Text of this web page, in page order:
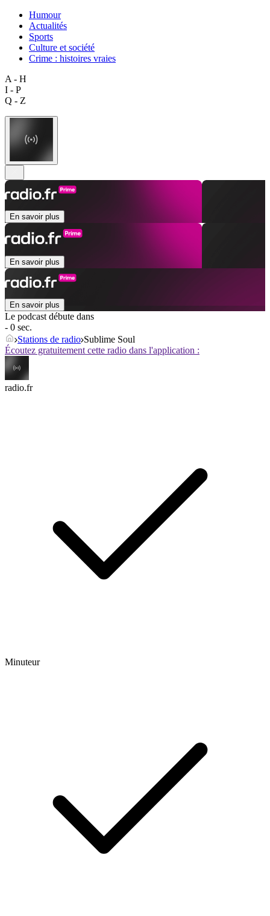
Humour
Actualités
Sports
Culture et société
Crime : histoires vraies
A - H
I - P
Q - Z
En savoir plus
En savoir plus
En savoir plus
Le podcast débute dans
- 0 sec.
Stations de radio Sublime Soul
Écoutez gratuitement cette radio dans l'application :
radio.fr
Minuteur